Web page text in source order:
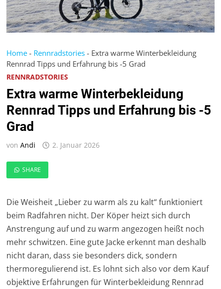
Home - Rennradstories - Extra warme Winterbekleidung
Rennrad Tipps und Erfahrung bis -5 Grad
RENNRADSTORIES
Extra warme Winterbekleidung
Rennrad Tipps und Erfahrung bis -5
Grad
vonAndi 2. Januar 2026
SHARE
Die Weisheit „Lieber zu warm als zu kalt“ funktioniert
beim Radfahren nicht. Der Köper heizt sich durch
Anstrengung auf und zu warm angezogen heißt noch
mehr schwitzen. Eine gute Jacke erkennt man deshalb
nicht daran, dass sie besonders dick, sondern
thermoregulierend ist. Es lohnt sich also vor dem Kauf
objektive Erfahrungen für Winterbekleidung Rennrad